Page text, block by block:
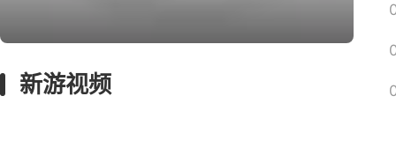
新游视频